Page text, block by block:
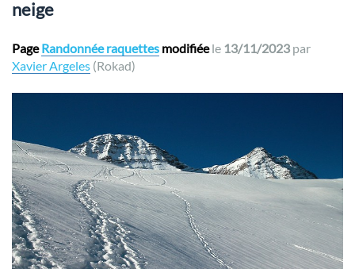
neige
PageRandonnée raquettes modifiéele 13/11/2023 par
Xavier Argeles (Rokad)